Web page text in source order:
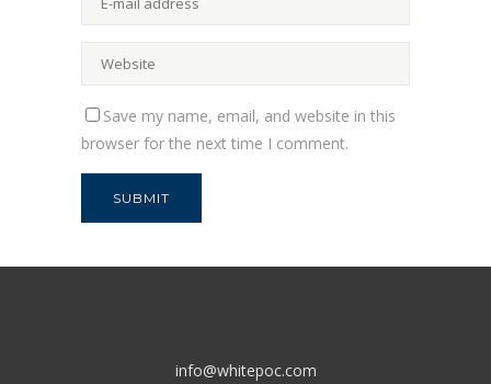
Save my name, email, and website in this
browser for the next time I comment.
info@whitepoc.com